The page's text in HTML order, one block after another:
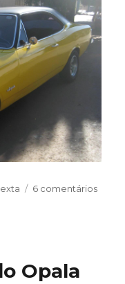
6 comentáriosem
Opala